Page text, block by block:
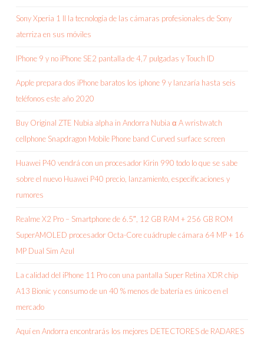
Sony Xperia 1 II la tecnología de las cámaras profesionales de Sony
aterriza en sus móviles
IPhone 9 y no iPhone SE2 pantalla de 4,7 pulgadas y Touch ID
Apple prepara dos iPhone baratos los iphone 9 y lanzaría hasta seis
teléfonos este año 2020
Buy Original ZTE Nubia alpha in Andorra Nubia α A wristwatch
cellphone Snapdragon Mobile Phone band Curved surface screen
Huawei P40 vendrá con un procesador Kirin 990 todo lo que se sabe
sobre el nuevo Huawei P40 precio, lanzamiento, especificaciones y
rumores
Realme X2 Pro – Smartphone de 6.5″, 12 GB RAM + 256 GB ROM
SuperAMOLED procesador Octa-Core cuádruple cámara 64 MP + 16
MP Dual Sim Azul
La calidad del iPhone 11 Pro con una pantalla Super Retina XDR chip
A13 Bionic y consumo de un 40 % menos de batería es único en el
mercado
Aquí en Andorra encontrarás los mejores DETECTORES de RADARES